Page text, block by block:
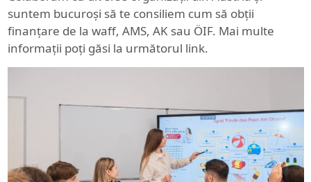
suntem bucuroși să te consiliem cum să obții
finanțare de la waff, AMS, AK sau ÖIF. Mai multe
informații poți găsi la următorul link.